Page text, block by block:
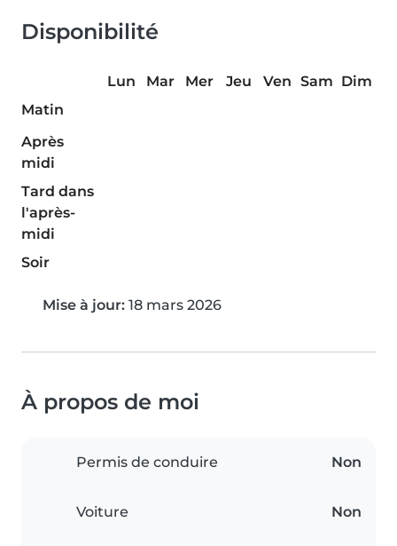
Disponibilité
Lun Mar Mer Jeu Ven Sam Dim
Matin
Après
midi
Tard dans
l'après-
midi
Soir
Mise à jour: 18 mars 2026
À propos de moi
Permis de conduire Non
Voiture Non